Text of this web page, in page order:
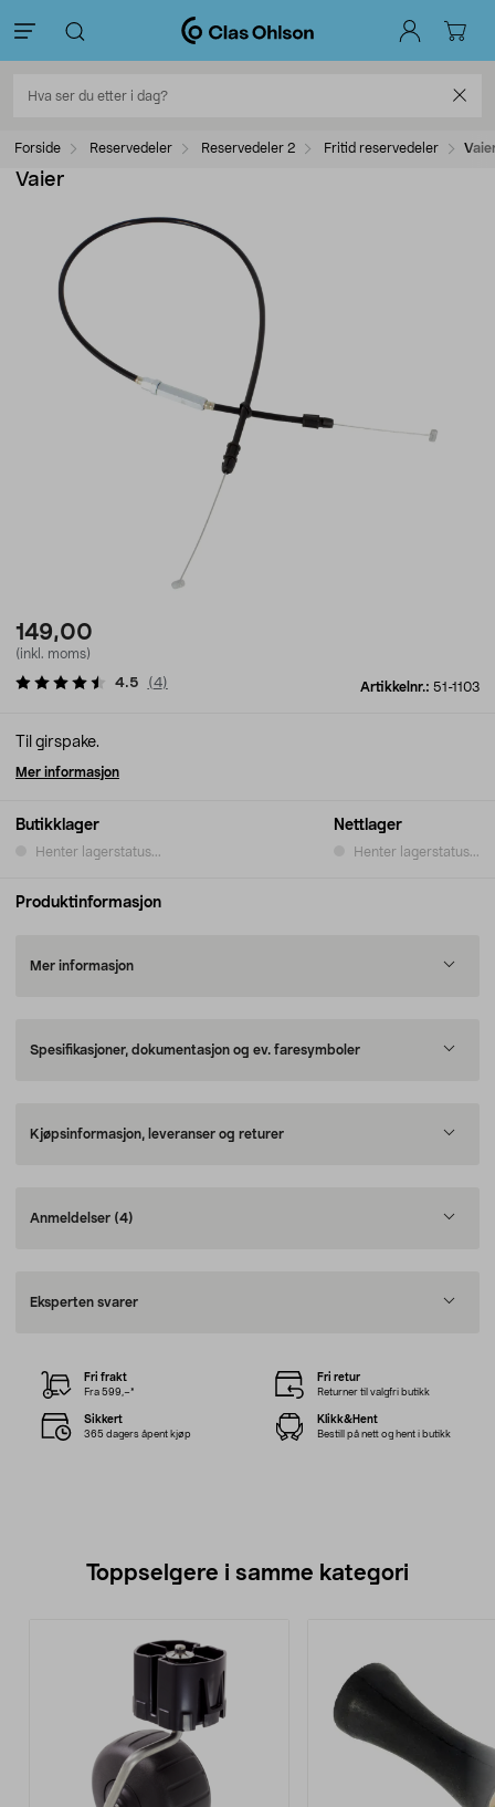
Forside Reservedeler Reservedeler 2 Fritid reservedeler
Vaier
149,00
(inkl. moms)
Artikkelnr.: 51-1103
4.5 (4)
Butikklager
Henter lagerstatus...
Nettlager
Henter lagerstatus...
Til girspake.
Mer informasjon
Produktinformasjon
Mer informasjon
Spesifikasjoner, dokumentasjon og ev. faresymboler
Kjøpsinformasjon, leveranser og returer
Anmeldelser (4)
Eksperten svarer
Fri frakt
Fra 599,–*
Fri retur
Returner til valgfri butikk
Sikkert
365 dagers åpent kjøp
Klikk&Hent
Bestill på nett og hent i butikk
Toppselgere i samme kategori